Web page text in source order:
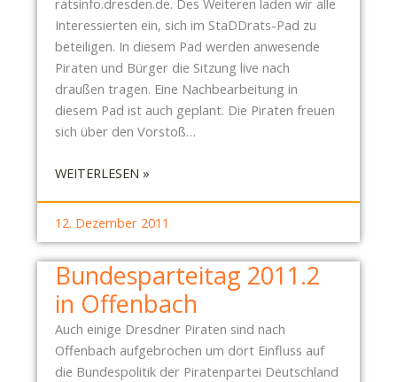
S
N
R
E
I
“
D
E
N
W
Ü
N
S
H
T
F
R
O
H
E
W
E
I
Interessierten ein, sich im StaDDrats-Pad zu
beteiligen. In diesem Pad werden anwesende
Piraten und Bürger die Sitzung live nach
draußen tragen. Eine Nachbearbeitung in
diesem Pad ist auch geplant. Die Piraten freuen
sich über den Vorstoß…
WEITERLESEN »:
I
L
A
D
N
G
12. Dezember 2011
Bundesparteitag 2011.2
in Offenbach
Auch einige Dresdner Piraten sind nach
Offenbach aufgebrochen um dort Einfluss auf
die Bundespolitik der Piratenpartei Deutschland